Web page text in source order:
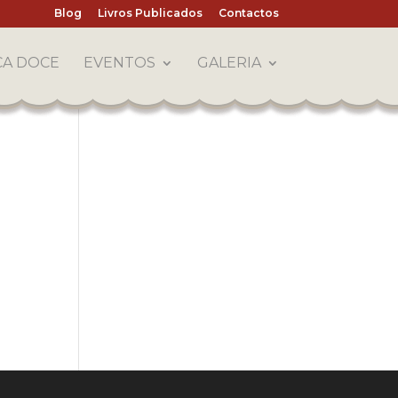
Blog Livros Publicados Contactos
DOCE EVENTOS GALERIA